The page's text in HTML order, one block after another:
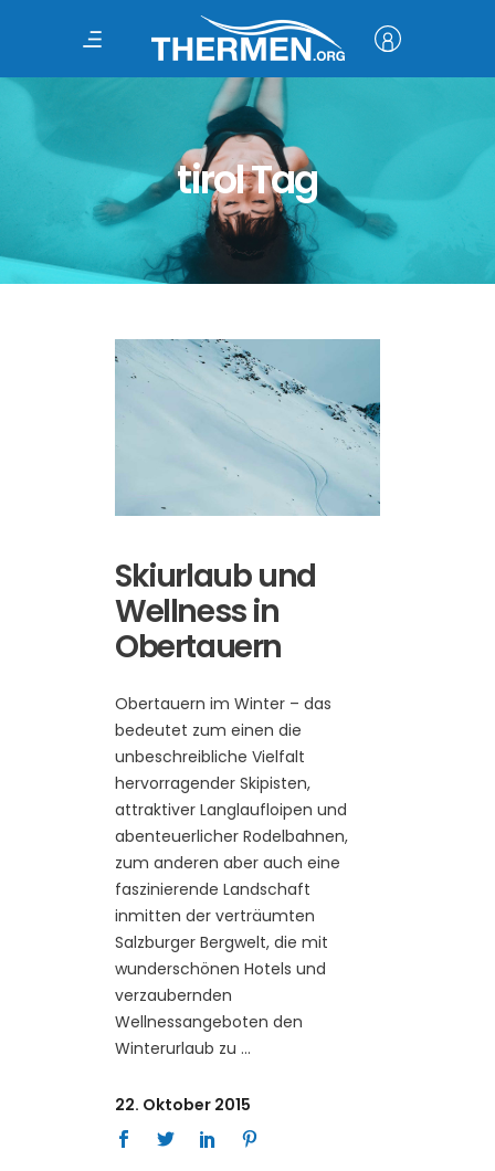
tirol Tag
Skiurlaub und
Wellness in
Obertauern
Obertauern im Winter – das
bedeutet zum einen die
unbeschreibliche Vielfalt
hervorragender Skipisten,
attraktiver Langlaufloipen und
abenteuerlicher Rodelbahnen,
zum anderen aber auch eine
faszinierende Landschaft
inmitten der verträumten
Salzburger Bergwelt, die mit
wunderschönen Hotels und
verzaubernden
Wellnessangeboten den
Winterurlaub zu
22. Oktober 2015